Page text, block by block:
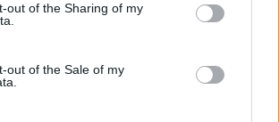
out of the Sharing of my
out of the Sale of my